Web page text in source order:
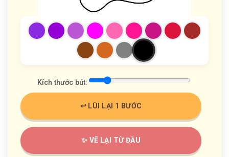
Kích thước bút:
↩️ LÙI LẠI 1 BƯỚC
✨ VẼ LẠI TỪ ĐẦU